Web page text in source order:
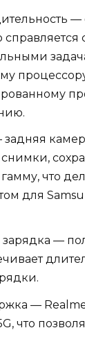
—
что
для
зарядка —
—
что